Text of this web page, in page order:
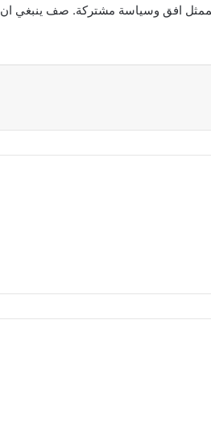
افق وسياسة مشتركة. صف ينبغي ان